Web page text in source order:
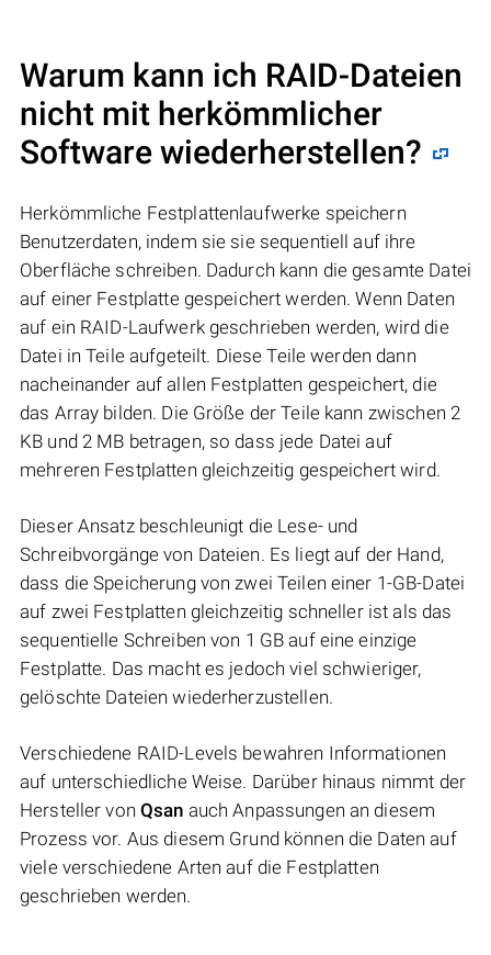
Warum kann ich RAID-Dateien
nicht mit herkömmlicher
Software wiederherstellen?
Herkömmliche Festplattenlaufwerke speichern
Benutzerdaten, indem sie sie sequentiell auf ihre
Oberfläche schreiben. Dadurch kann die gesamte Datei
auf einer Festplatte gespeichert werden. Wenn Daten
auf ein RAID-Laufwerk geschrieben werden, wird die
Datei in Teile aufgeteilt. Diese Teile werden dann
nacheinander auf allen Festplatten gespeichert, die
das Array bilden. Die Größe der Teile kann zwischen 2
KB und 2 MB betragen, so dass jede Datei auf
mehreren Festplatten gleichzeitig gespeichert wird.
Dieser Ansatz beschleunigt die Lese- und
Schreibvorgänge von Dateien. Es liegt auf der Hand,
dass die Speicherung von zwei Teilen einer 1-GB-Datei
auf zwei Festplatten gleichzeitig schneller ist als das
sequentielle Schreiben von 1 GB auf eine einzige
Festplatte. Das macht es jedoch viel schwieriger,
gelöschte Dateien wiederherzustellen.
Verschiedene RAID-Levels bewahren Informationen
auf unterschiedliche Weise. Darüber hinaus nimmt der
Hersteller von Qsan auch Anpassungen an diesem
Prozess vor. Aus diesem Grund können die Daten auf
viele verschiedene Arten auf die Festplatten
geschrieben werden.